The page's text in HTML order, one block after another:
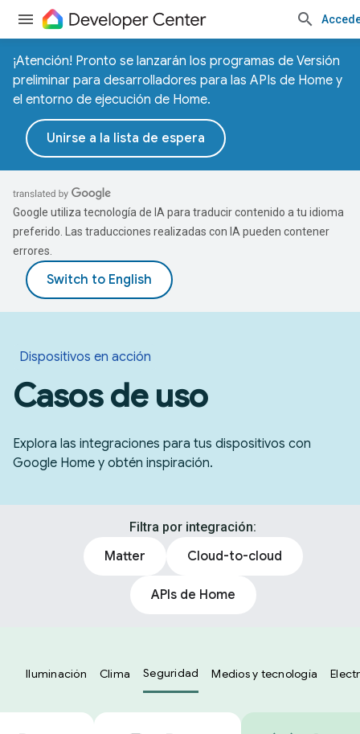
¡Atención! Pronto se lanzarán los programas de Versión
preliminar para desarrolladores para las APIs de Home y
el entorno de ejecución de Home.
Unirse a la lista de espera
Google utiliza tecnología de IA para traducir contenido a tu idioma
preferido. Las traducciones realizadas con IA pueden contener
errores.
Dispositivos en acción
Casos de uso
Explora las integraciones para tus dispositivos con
Google Home y obtén inspiración.